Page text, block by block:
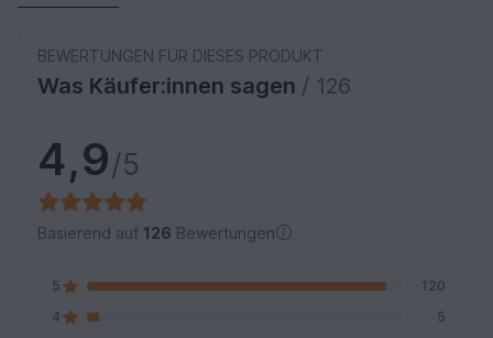
BEWERTUNGEN FÜR DIESES PRODUKT
Was Käufer:innen sagen / 126
4,9/5
Basierend auf 126 Bewertungen
5
120
4
5